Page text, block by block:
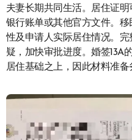
夫妻长期共同生活。居住证明
银行账单或其他官方文件。
性及申请人实际居住情况。
疑，加快审批进度。婚签13A
居住基础之上，因此材料准备